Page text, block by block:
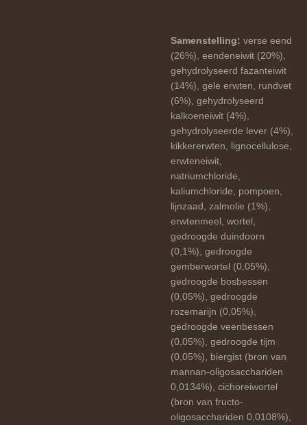
Samenstelling: verse eend
(26%), eendeneiwit (20%),
gehydrolyseerd fazanteiwit
(14%), gele erwten, rundvet
(6%), gehydrolyseerd
kalkoeneiwit (4%),
gehydrolyseerde lever (4%),
kikkererwten, lignocellulose,
erwteneiwit,
natriumchloride,
kaliumchloride, pompoen,
lijnzaad, zalmolie (1%),
erwtenmeel, wortel,
gedroogde duindoorn
(0,1%), gedroogde
gemberwortel (0,05%),
gedroogde bosbessen
(0,05%), gedroogde
rozemarijn (0,05%),
gedroogde veenbessen
(0,05%), gedroogde tijm
(0,05%), biergist (bron van
mannan-oligosacchariden
0,0134%), cichoreiwortel
(bron van fructo-
oligosacchariden 0,0108%),